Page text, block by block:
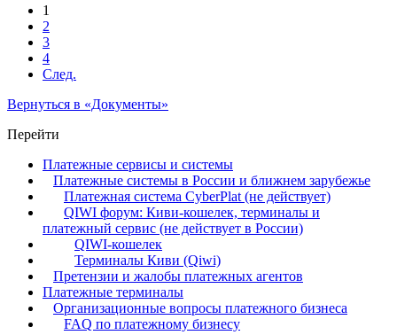
1
2
3
4
След.
Вернуться в «Документы»
Перейти
Платежные сервисы и системы
Платежные системы в России и ближнем зарубежье
Платежная система CyberPlat (не действует)
QIWI форум: Киви-кошелек, терминалы и
платежный сервис (не действует в России)
QIWI-кошелек
Терминалы Киви (Qiwi)
Претензии и жалобы платежных агентов
Платежные терминалы
Организационные вопросы платежного бизнеса
FAQ по платежному бизнесу